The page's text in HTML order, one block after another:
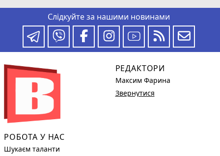
Слідкуйте за нашими новинами
РОБОТА У НАС
Шукаєм таланти
РЕДАКТОРИ
Максим Фарина
Звернутися